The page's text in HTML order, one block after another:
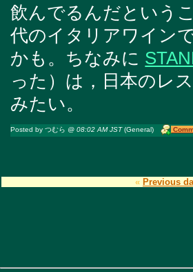
飲んでるんだという
代のイタリアワイン
かも。ちなみに
った）は，日本のレ
みたい。
Posted by つむら @ 08:02 AM JST(General)
« Previous